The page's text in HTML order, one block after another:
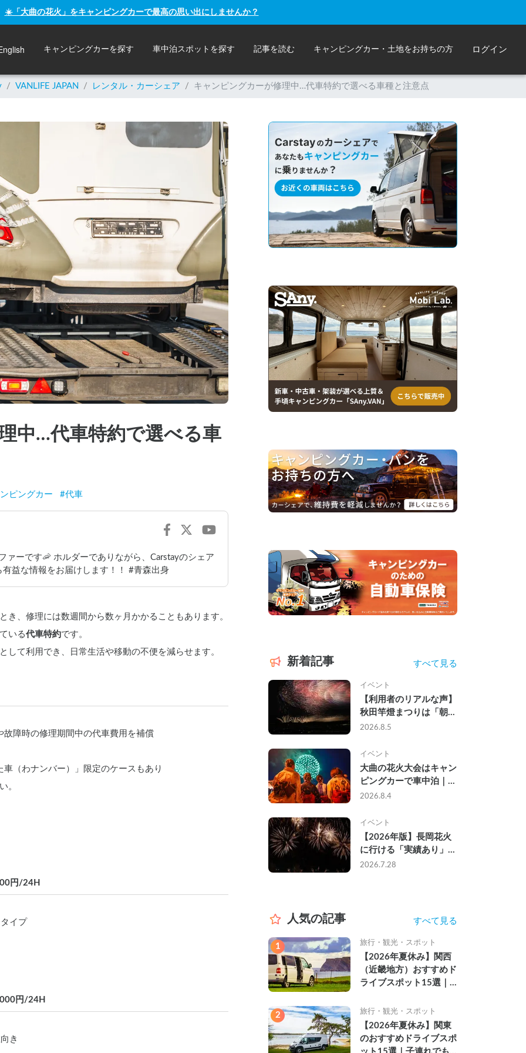
☀️「大曲の花火」をキャンピングカーで最高の思い出にしませんか？
キャンピングカーを探す 車中泊スポットを探す 記事を読む キャンピングカー・土地をお持ちの方 ログイン
/ VANLIFE JAPAN / レンタル・カーシェア / キャンピングカーが修理中…代車特約で選べる車種と注意点
中…代車特約で選べる車
ピングカー #代車
ァーです🦐 ホルダーでありながら、Carstayのシェア
益な情報をお届けします！！ #青森出身
、修理には数週間から数ヶ月かかることもあります。
いる代車特約です。
て利用でき、日常生活や移動の不便を減らせます。
障時の修理期間中の代車費用を補償
（わナンバー）」限定のケースもあり
。
円/24H
タイプ
円/24H
き
新着記事 すべて見る
イベント
【利用者のリアルな声】
秋田竿燈まつりは「朝か
ら夜まで」の祭り。キャ
組の記録
2026.8.5
イベント
大曲の花火大会はキャン
ピングカーで車中泊｜宿
なし・渋滞なしで楽しむ
2026.8.4
イベント
【2026年版】長岡花火
に行ける「実績あり」の
キャンピングカー3選｜
2026.7.28
人気の記事 すべて見る
1 旅行・観光・スポット
【2026年夏休み】関西
（近畿地方）おすすめド
ライブスポット15選｜
名所を紹介
2 旅行・観光・スポット
【2026年夏休み】関東
のおすすめドライブスポ